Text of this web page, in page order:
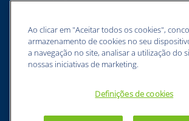
BUNZL EQUIPAMENTOS PARA PROTEÇÃO INDIVIDUAL. -
Ao clicar em "Aceitar todos os cookies",
armazenamento de cookies no seu
a navegação no site, analisar a utilização do
nossas iniciativas de marketing.
Definições de cookies